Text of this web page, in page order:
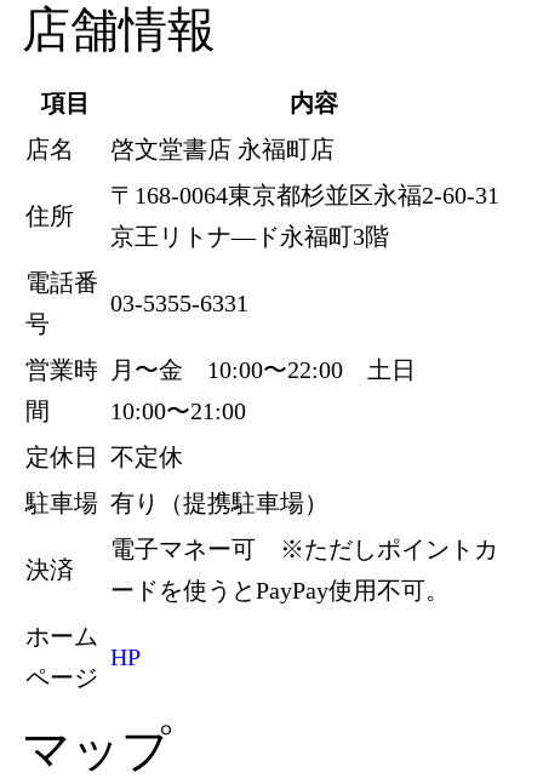
店舗情報
項目
内容
店名
啓文堂書店 永福町店
住所
〒168-0064東京都杉並区永福2-60-31
京王リトナ―ド永福町3階
電話番
号
03-5355-6331
営業時
間
月〜金 10:00〜22:00 土日
10:00〜21:00
定休日
不定休
駐車場 有り（提携駐車場）
決済
電子マネー可 ※ただしポイントカ
ードを使うとPayPay使用不可。
ホーム
ページ
HP
マップ